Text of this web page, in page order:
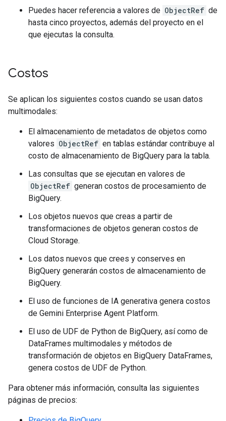
Puedes hacer referencia a valores de ObjectRef de
hasta cinco proyectos, además del proyecto en el
que ejecutas la consulta.
Costos
Se aplican los siguientes costos cuando se usan datos
multimodales:
El almacenamiento de metadatos de objetos como
valores ObjectRef en tablas estándar contribuye al
costo de almacenamiento de BigQuery para la tabla.
Las consultas que se ejecutan en valores de
ObjectRef generan costos de procesamiento de
BigQuery.
Los objetos nuevos que creas a partir de
transformaciones de objetos generan costos de
Cloud Storage.
Los datos nuevos que crees y conserves en
BigQuery generarán costos de almacenamiento de
BigQuery.
El uso de funciones de IA generativa genera costos
de Gemini Enterprise Agent Platform.
El uso de UDF de Python de BigQuery, así como de
DataFrames multimodales y métodos de
transformación de objetos en BigQuery DataFrames,
genera costos de UDF de Python.
Para obtener más información, consulta las siguientes
páginas de precios: